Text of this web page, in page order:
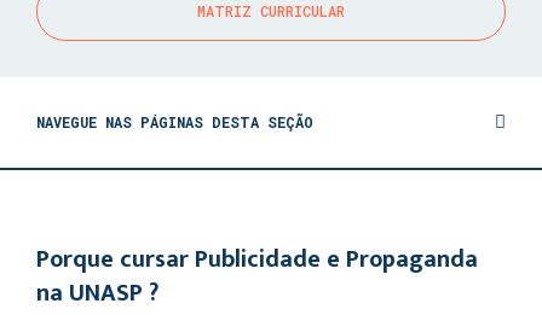
MATRIZ CURRICULAR
NAVEGUE NAS PÁGINAS DESTA SEÇÃO
Porque cursar Publicidade e Propaganda
na UNASP ?